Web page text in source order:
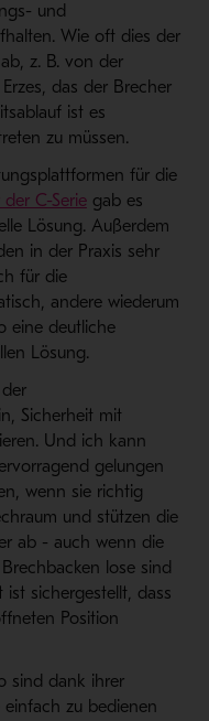
und
Wie oft dies der
z. B. von der
das der Brecher
ist es
zu müssen.
für die
C-Serie- Öffnet in
gab es
Lösung. Außerdem
in der Praxis sehr
für die
andere wiederum
eine deutliche
Lösung.
Sicherheit mit
Und ich kann
gelungen
wenn sie richtig
und stützen die
ab - auch wenn die
lose sind
sichergestellt, dass
Position
sind dank ihrer
einfach zu bedienen